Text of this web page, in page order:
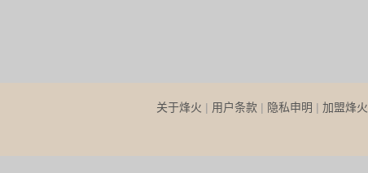
关于烽火 | 用户条款 | 隐私申明 | 加盟烽火